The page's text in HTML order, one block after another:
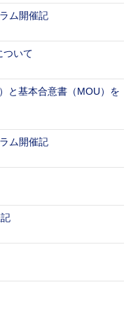
ム開催記
ついて
と基本合意書（MOU）を
ム開催記